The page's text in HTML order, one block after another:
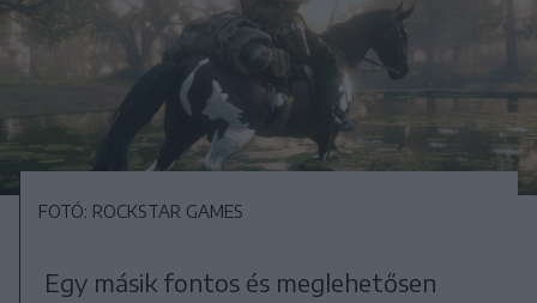
FOTÓ: ROCKSTAR GAMES
Egy másik fontos és meglehetősen